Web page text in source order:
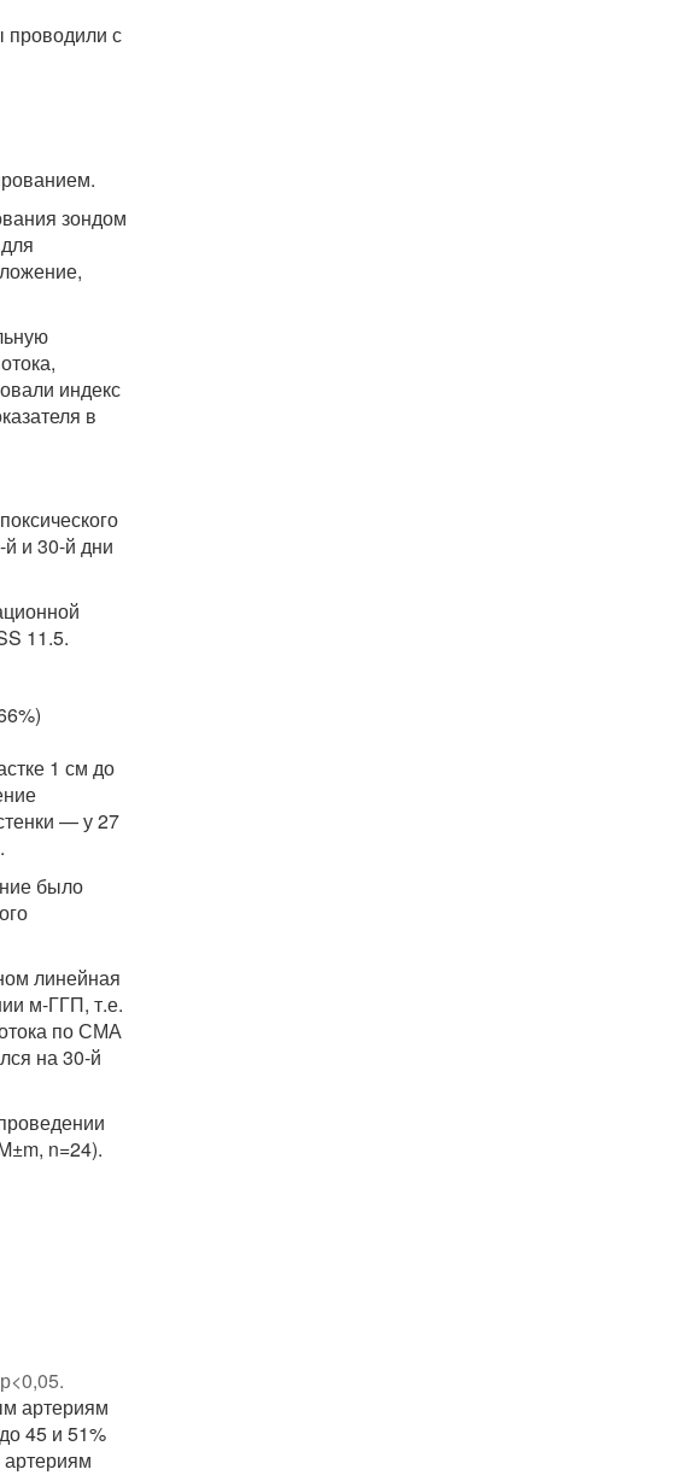
проводили с
зондом
индекс
в
и 30-й дни
11.5.
1 см до
— у 27
было
линейная
м-ГГП, т.е.
по СМА
на 30-й
n=24).
артериям
45 и 51%
артериям